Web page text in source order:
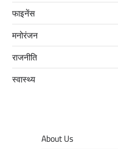
फाइनेंस
मनोरंजन
राजनीति
स्वास्थ्य
About Us